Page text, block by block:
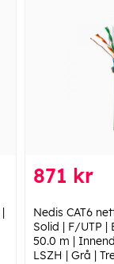
871 kr
Nedis CAT6
Solid | F/UTP |
50.0 m |
LSZH | Grå |